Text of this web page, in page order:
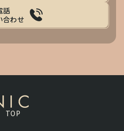
話
合わせ
TOP